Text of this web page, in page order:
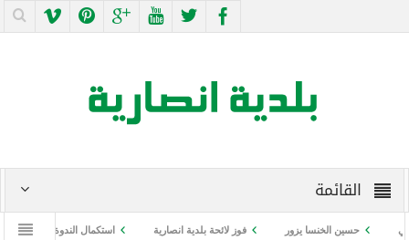
القائمة
حسين الخنسا يزور فوز لائحة بلدية انصارية استكمال الندوة التوعوية عن